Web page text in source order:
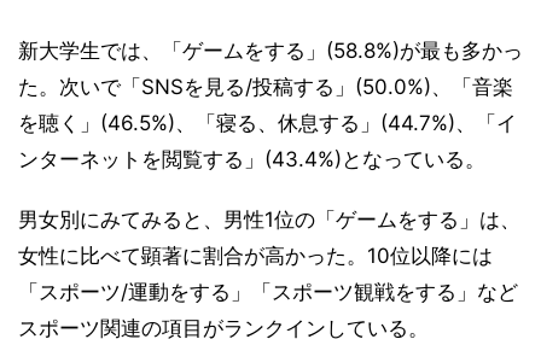
新大学生では、「ゲームをする」(58.8%)が最も多かっ
た。次いで「SNSを見る/投稿する」(50.0%)、「音楽
を聴く」(46.5%)、「寝る、休息する」(44.7%)、「イ
ンターネットを閲覧する」(43.4%)となっている。
男女別にみてみると、男性1位の「ゲームをする」は、
女性に比べて顕著に割合が高かった。10位以降には
「スポーツ/運動をする」「スポーツ観戦をする」など
スポーツ関連の項目がランクインしている。